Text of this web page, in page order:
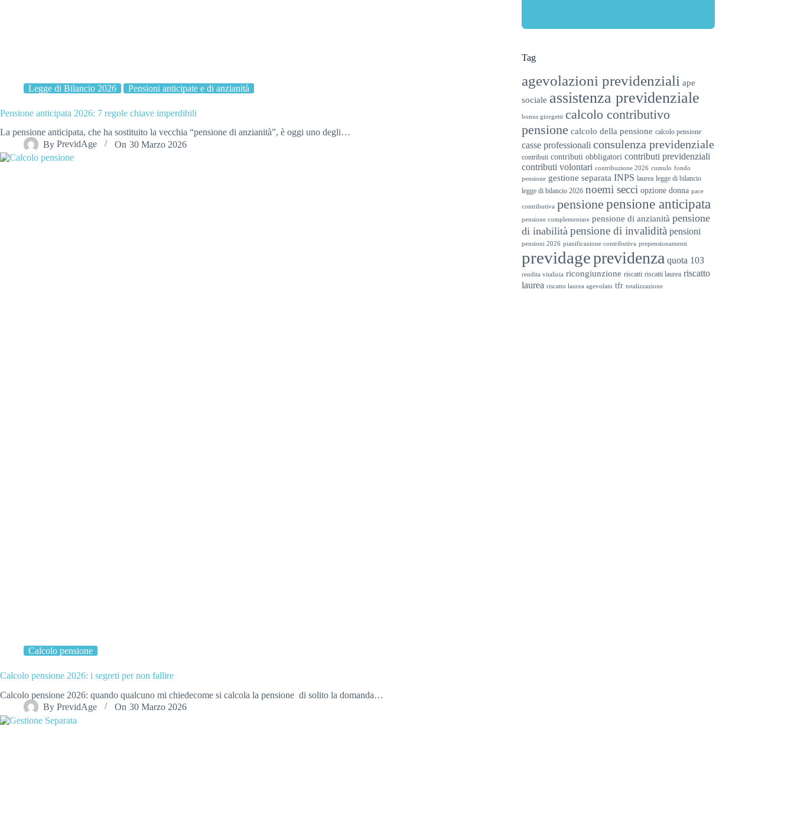
Legge di Bilancio 2026 Pensioni anticipate e di anzianità
Pensione anticipata 2026: 7 regole chiave imperdibili
La pensione anticipata, che ha sostituito la vecchia “pensione di anzianità”, è oggi uno degli…
By PrevidAge On 30 Marzo 2026
Calcolo pensione
Calcolo pensione 2026: i segreti per non fallire
Calcolo pensione 2026: quando qualcuno mi chiedecome si calcola la pensione di solito la domanda…
By PrevidAge On 30 Marzo 2026
Tag
agevolazioni previdenziali ape
sociale assistenza previdenziale
bonus giorgetti calcolo contributivo
pensione calcolo della pensione calcolo pensione
casse professionali consulenza previdenziale
contributi contributi obbligatori contributi previdenziali
contributi volontari contribuzione 2026 cumulo fondo
pensione gestione separata INPS laurea legge di bilancio
legge di bilancio 2026 noemi secci opzione donna pace
contributiva pensione pensione anticipata
pensione complementare pensione di anzianità pensione
di inabilità pensione di invalidità pensioni
pensioni 2026 pianificazione contributiva prepensionamenti
previdageprevidenza quota 103
rendita vitalizia ricongiunzione riscatti riscatti laurea riscatto
laurea riscatto laurea agevolato tfr totalizzazione